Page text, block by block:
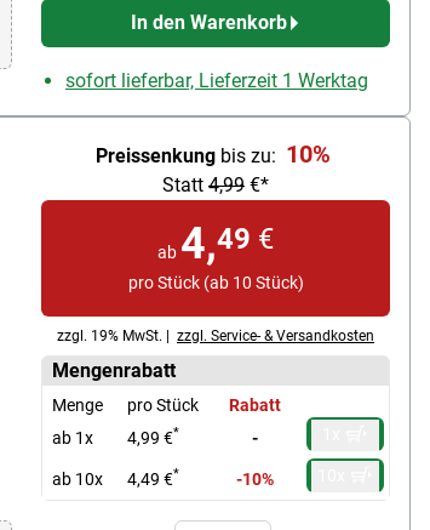
In den Warenkorb
sofort lieferbar, Lieferzeit 1 Werktag
Preissenkung bis zu: 10%
Statt 4,99 €*
ab 4,49 €
pro Stück (ab 10 Stück)
zzgl. 19% MwSt. | zzgl. Service- & Versandkosten
Mengenrabatt
Menge pro Stück
Rabatt
ab 1x
4,99 €* -
ab 10x 4,49 €* -10%